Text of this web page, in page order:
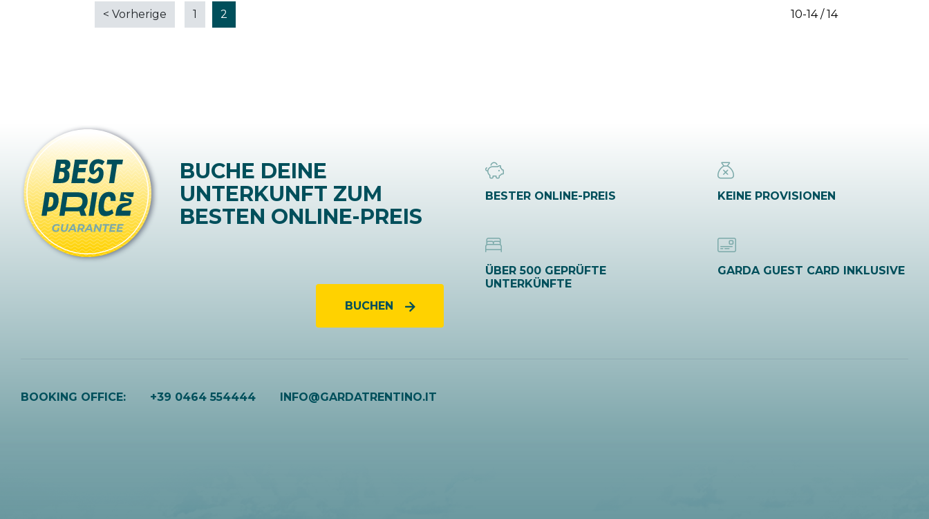
10-14 / 14
< Vorherige 1 2
BUCHE DEINE
UNTERKUNFT ZUM
BESTEN ONLINE-PREIS
BUCHEN
BESTER ONLINE-PREIS KEINE PROVISIONEN
ÜBER 500 GEPRÜFTE
UNTERKÜNFTE
GARDA GUEST CARD INKLUSIVE
BOOKING OFFICE: +39 0464 554444 INFO@GARDATRENTINO.IT